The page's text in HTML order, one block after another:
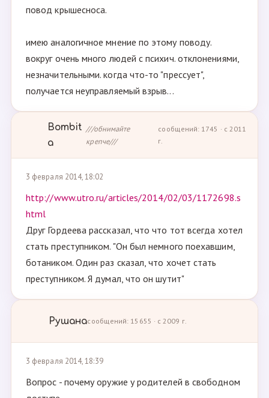
повод крышесноса.
имею аналогичное мнение по этому поводу.
вокруг очень много людей с психич. отклонениями,
незначительными. когда что-то "прессует",
получается неуправляемый взрыв...
Bombit
a
///обнимайте
крепче///
сообщений: 1745 · с 2011
г.
3 февраля 2014, 18:02
http://www.utro.ru/articles/2014/02/03/1172698.s
html
Друг Гордеева рассказал, что что тот всегда хотел
стать преступником. "Он был немного поехавшим,
ботаником. Один раз сказал, что хочет стать
преступником. Я думал, что он шутит"
Рушанасообщений: 15655 · с 2009 г.
3 февраля 2014, 18:39
Вопрос - почему оружие у родителей в свободном